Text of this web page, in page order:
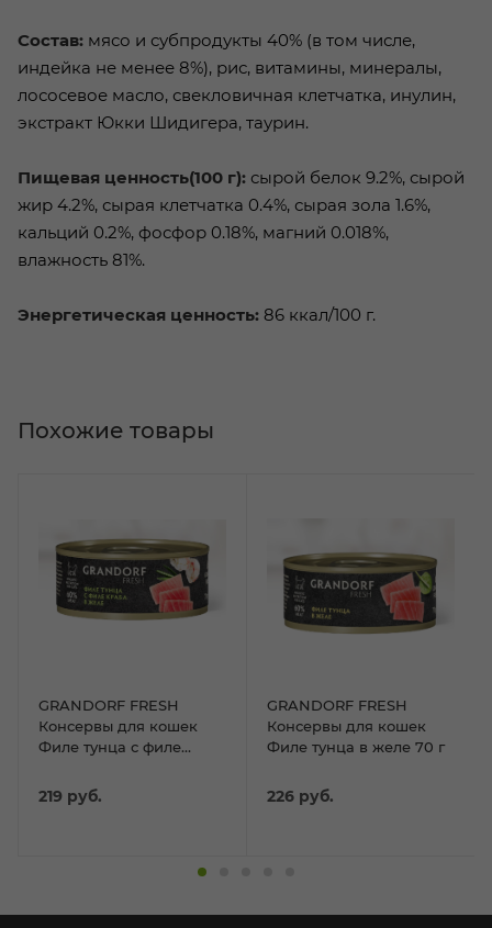
Состав: мясо и субпродукты 40% (в том числе,
индейка не менее 8%), рис, витамины, минералы,
лососевое масло, свекловичная клетчатка, инулин,
экстракт Юкки Шидигера, таурин.
Пищевая ценность(100 г): сырой белок 9.2%, сырой
жир 4.2%, сырая клетчатка 0.4%, сырая зола 1.6%,
кальций 0.2%, фосфор 0.18%, магний 0.018%,
влажность 81%.
Энергетическая ценность: 86 ккал/100 г.
GRANDORF FRESH
Консервы для кошек
Филе тунца с филе
219 руб.
GRANDORF FRESH
Консервы для кошек
Филе тунца в желе 70 г
226 руб.
Похожие товары